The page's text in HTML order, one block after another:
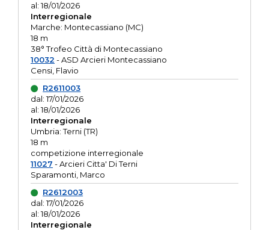
al: 18/01/2026
Interregionale
Marche: Montecassiano (MC)
18 m
38° Trofeo Città di Montecassiano
10032 - ASD Arcieri Montecassiano
Censi, Flavio
R2611003
dal: 17/01/2026
al: 18/01/2026
Interregionale
Umbria: Terni (TR)
18 m
competizione interregionale
11027 - Arcieri Citta' Di Terni
Sparamonti, Marco
R2612003
dal: 17/01/2026
al: 18/01/2026
Interregionale